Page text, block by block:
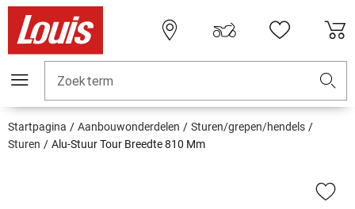
Zoekterm
Startpagina Aanbouwonderdelen
Sturen/grepen/hendels
Sturen
Alu-Stuur Tour Breedte 810 Mm